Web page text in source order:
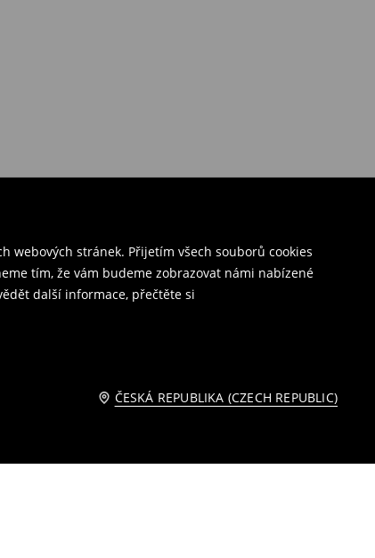
webových stránek. Přijetím všech souborů cookies
tím, že vám budeme zobrazovat námi nabízené
další informace, přečtěte si
ČESKÁ REPUBLIKA (CZECH REPUBLIC)